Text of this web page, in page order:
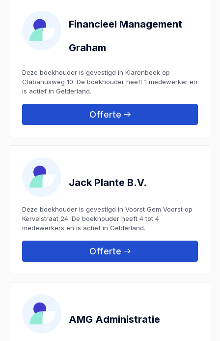
Financieel Management
Graham
Deze boekhouder is gevestigd in Klarenbeek op
Clabanusweg 10. De boekhouder heeft 1 medewerker en
is actief in Gelderland.
Offerte
Jack Plante B.V.
Deze boekhouder is gevestigd in Voorst Gem Voorst op
Kervelstraat 24. De boekhouder heeft 4 tot 4
medewerkers en is actief in Gelderland.
Offerte
AMG Administratie